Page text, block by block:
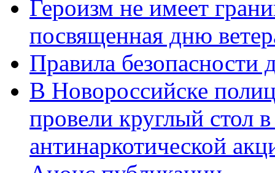
Героизм не имеет
посвященная дню
Правила безопасности
В Новороссийске
провели круглый стол
антинаркотической